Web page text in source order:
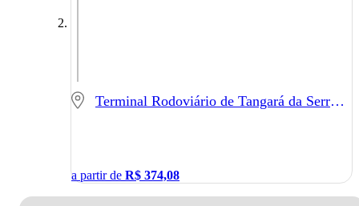
Terminal Rodoviário de Tangará da Serra - Tangará da Serra - MT
a partir de R$ 374,08